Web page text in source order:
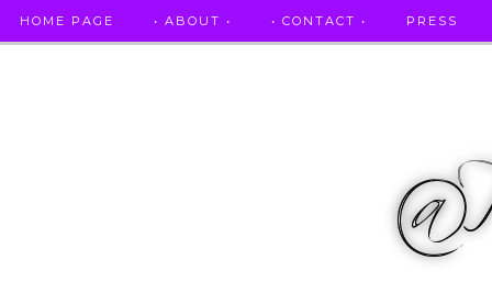
HOME PAGE • ABOUT • • CONTACT • PRESS